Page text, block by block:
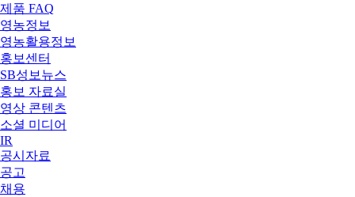
제품 FAQ
영농정보
영농활용정보
홍보센터
SB성보뉴스
홍보 자료실
영상 콘텐츠
소셜 미디어
IR
공시자료
공고
채용